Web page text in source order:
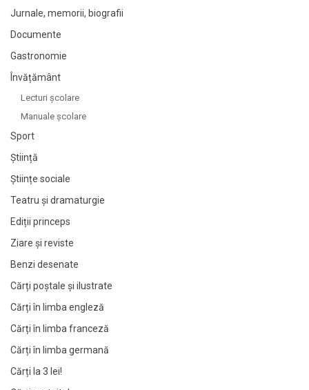
Jurnale, memorii, biografii
Documente
Gastronomie
Învățământ
Lecturi şcolare
Manuale şcolare
Sport
Știință
Științe sociale
Teatru și dramaturgie
Ediții princeps
Ziare şi reviste
Benzi desenate
Cărți poștale și ilustrate
Cărți în limba engleză
Cărți în limba franceză
Cărți în limba germană
Cărți la 3 lei!